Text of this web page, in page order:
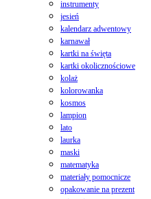
instrumenty
jesień
kalendarz adwentowy
karnawał
kartki na święta
kartki okolicznościowe
kolaż
kolorowanka
kosmos
lampion
lato
laurka
maski
matematyka
materiały pomocnicze
opakowanie na prezent